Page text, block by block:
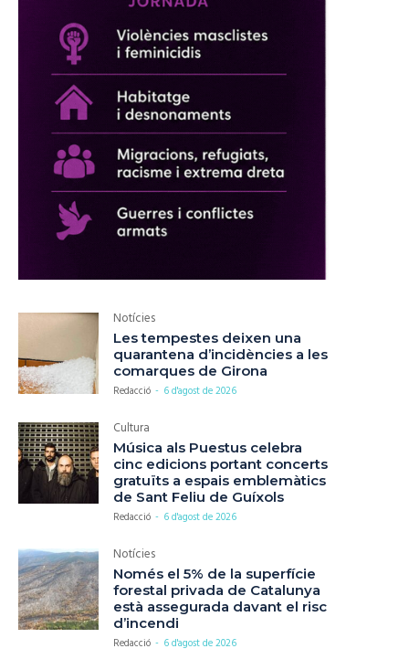
Notícies
Les tempestes deixen una
quarantena d’incidències a les
comarques de Girona
Redacció - 6 d'agost de 2026
Cultura
Música als Puestus celebra
cinc edicions portant concerts
gratuïts a espais emblemàtics
de Sant Feliu de Guíxols
Redacció - 6 d'agost de 2026
Notícies
Només el 5% de la superfície
forestal privada de Catalunya
està assegurada davant el risc
d’incendi
Redacció - 6 d'agost de 2026